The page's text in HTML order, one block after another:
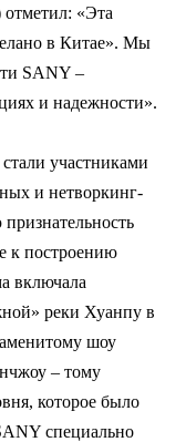
«Эта
в Китае». Мы
SANY –
и надежности».
участниками
и нетворкинг-
к построению
включала
реки Хуанпу в
шоу
– тому
которое было
специально